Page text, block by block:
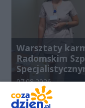
Warsztaty
Radomskim
Data dodania galerii:
07.08.2026